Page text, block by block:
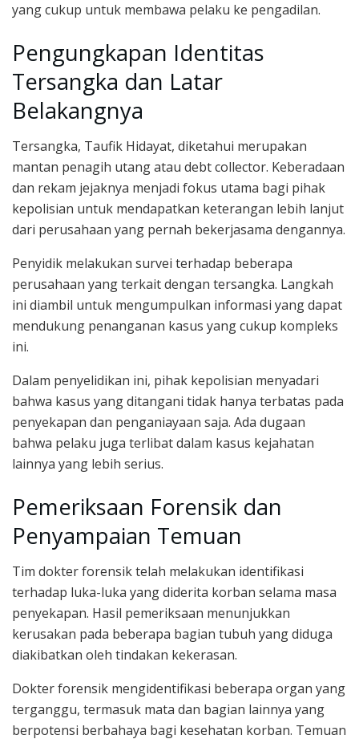
yang cukup untuk membawa pelaku ke pengadilan.
Pengungkapan Identitas
Tersangka dan Latar
Belakangnya
Tersangka, Taufik Hidayat, diketahui merupakan
mantan penagih utang atau debt collector. Keberadaan
dan rekam jejaknya menjadi fokus utama bagi pihak
kepolisian untuk mendapatkan keterangan lebih lanjut
dari perusahaan yang pernah bekerjasama dengannya.
Penyidik melakukan survei terhadap beberapa
perusahaan yang terkait dengan tersangka. Langkah
ini diambil untuk mengumpulkan informasi yang dapat
mendukung penanganan kasus yang cukup kompleks
ini.
Dalam penyelidikan ini, pihak kepolisian menyadari
bahwa kasus yang ditangani tidak hanya terbatas pada
penyekapan dan penganiayaan saja. Ada dugaan
bahwa pelaku juga terlibat dalam kasus kejahatan
lainnya yang lebih serius.
Pemeriksaan Forensik dan
Penyampaian Temuan
Tim dokter forensik telah melakukan identifikasi
terhadap luka-luka yang diderita korban selama masa
penyekapan. Hasil pemeriksaan menunjukkan
kerusakan pada beberapa bagian tubuh yang diduga
diakibatkan oleh tindakan kekerasan.
Dokter forensik mengidentifikasi beberapa organ yang
terganggu, termasuk mata dan bagian lainnya yang
berpotensi berbahaya bagi kesehatan korban. Temuan